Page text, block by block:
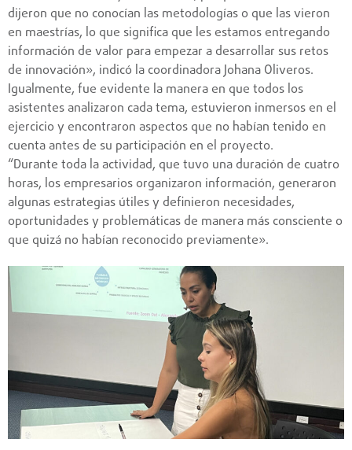
dijeron que no conocían las metodologías o que las vieron
en maestrías, lo que significa que les estamos entregando
información de valor para empezar a desarrollar sus retos
de innovación», indicó la coordinadora Johana Oliveros.
Igualmente, fue evidente la manera en que todos los
asistentes analizaron cada tema, estuvieron inmersos en el
ejercicio y encontraron aspectos que no habían tenido en
cuenta antes de su participación en el proyecto.
“Durante toda la actividad, que tuvo una duración de cuatro
horas, los empresarios organizaron información, generaron
algunas estrategias útiles y definieron necesidades,
oportunidades y problemáticas de manera más consciente o
que quizá no habían reconocido previamente».